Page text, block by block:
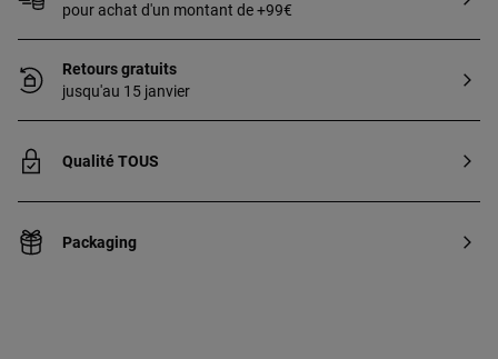
pour achat d'un montant de +99€
Retours gratuits
jusqu'au 15 janvier
Qualité TOUS
Packaging